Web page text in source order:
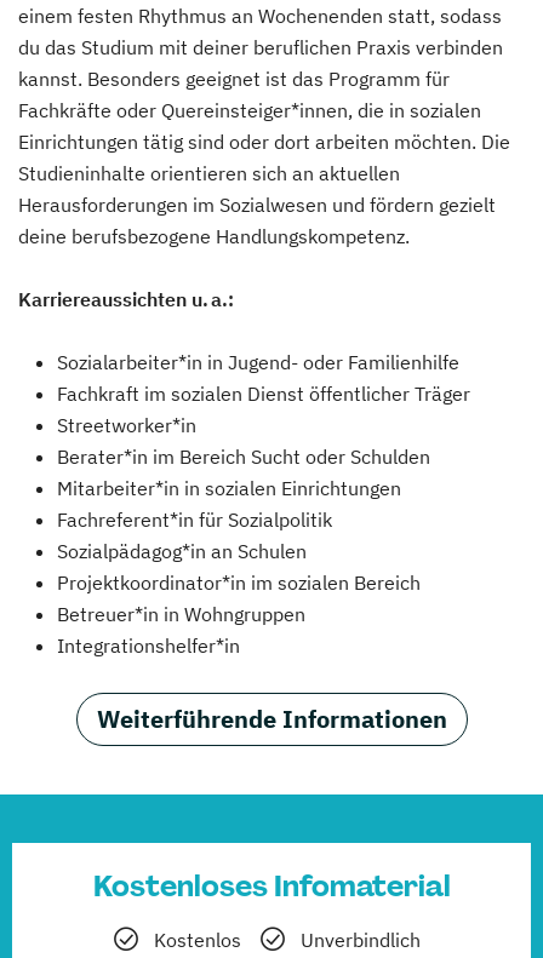
einem festen Rhythmus an Wochenenden statt, sodass
du das Studium mit deiner beruflichen Praxis verbinden
kannst. Besonders geeignet ist das Programm für
Fachkräfte oder Quereinsteiger*innen, die in sozialen
Einrichtungen tätig sind oder dort arbeiten möchten. Die
Studieninhalte orientieren sich an aktuellen
Herausforderungen im Sozialwesen und fördern gezielt
deine berufsbezogene Handlungskompetenz.
Karriereaussichten u. a.:
Sozialarbeiter*in in Jugend- oder Familienhilfe
Fachkraft im sozialen Dienst öffentlicher Träger
Streetworker*in
Berater*in im Bereich Sucht oder Schulden
Mitarbeiter*in in sozialen Einrichtungen
Fachreferent*in für Sozialpolitik
Sozialpädagog*in an Schulen
Projektkoordinator*in im sozialen Bereich
Betreuer*in in Wohngruppen
Integrationshelfer*in
Weiterführende Informationen
Kostenloses Infomaterial
Kostenlos
Unverbindlich